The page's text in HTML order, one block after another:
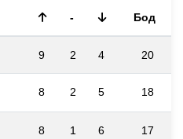
- Бод
9 2 4 20
8 2 5 18
8 1 6 17